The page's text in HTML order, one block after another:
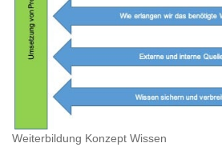
Weiterbildung Konzept Wissen